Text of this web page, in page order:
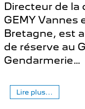
Directeur de la
GEMY Vannes
Bretagne, est
de réserve au
Gendarmerie…
Lire plus...